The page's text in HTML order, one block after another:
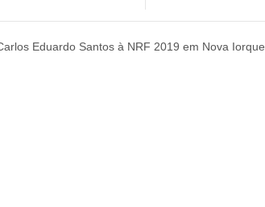
Eduardo Santos à NRF 2019 em Nova Iorque.